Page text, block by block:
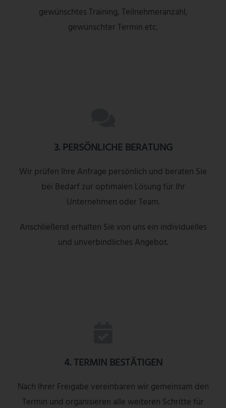
gewünschtes Training, Teilnehmeranzahl,
gewünschter Termin etc.
3. PERSÖNLICHE BERATUNG
Wir prüfen Ihre Anfrage persönlich und beraten Sie
bei Bedarf zur optimalen Lösung für Ihr
Unternehmen oder Team.
Anschließend erhalten Sie von uns ein individuelles
und unverbindliches Angebot.
4. TERMIN BESTÄTIGEN
Nach Ihrer Freigabe vereinbaren wir gemeinsam den
Termin und organisieren alle weiteren Schritte für